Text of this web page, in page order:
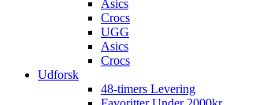
Asics
Crocs
UGG
Asics
Crocs
Udforsk
48-timers Levering